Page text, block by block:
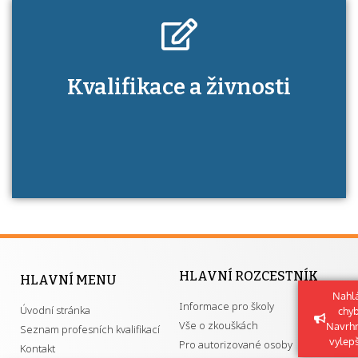
Kdo je to autorizovaná osoba a jaké výhody
má získání autorizace?
Kvalifikace a živnosti
HLAVNÍ MENU
Úvodní stránka
Seznam profesních kvalifikací
Kontakt
HLAVNÍ ROZCESTNÍK
Informace pro školy
Vše o zkouškách
Pro autorizované osoby